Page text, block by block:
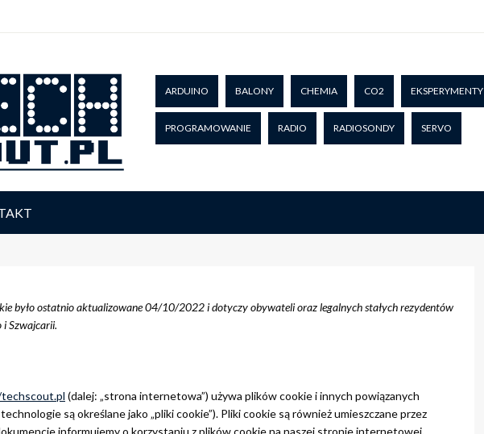
ARDUINO BALONY CHEMIA CO2 EKSPERYMENTY
PROGRAMOWANIE RADIO RADIOSONDY SERVO
było ostatnio aktualizowane 04/10/2022 i dotyczy obywateli oraz legalnych stałych rezydentów
i Szwajcarii.
(dalej: „strona internetowa”) używa plików cookie i innych powiązanych
są określane jako „pliki cookie”). Pliki cookie są również umieszczane przez